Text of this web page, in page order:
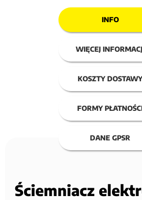
INFO
WIĘCEJ
KOSZTY DOSTAWY
FORMY
DANE GPSR
Ściemniacz